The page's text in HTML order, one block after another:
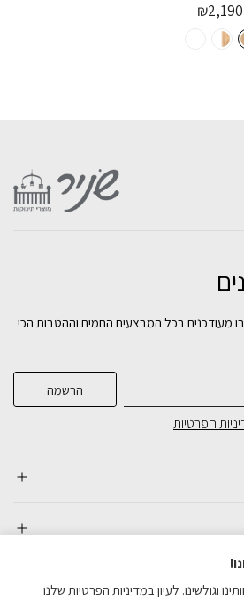
₪2,190
מסילות טריקה שקטה
טריקה שקטה - פינות
מעוגלות
מסילות טריקה שקטה
מעודכנים בכל המבצעים החמים וההטבות הכי
הפרטיות
וגולשינו. לעיון במדיניות הפרטיות שלנו